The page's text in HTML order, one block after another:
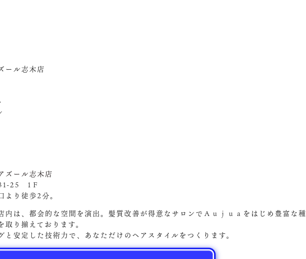
ール志木店
ール志木店
25 1Ｆ
より徒歩2分。
内は、都会的な空間を演出。髪質改善が得意なサロンでＡｕｊｕａをはじめ豊富な種
り揃えております。
と安定した技術力で、あなただけのヘアスタイルをつくります。